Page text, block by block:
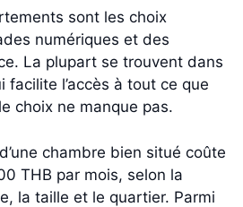
sont les choix
numériques et des
La plupart se trouvent dans
facilite l’accès à tout ce que
choix ne manque pas.
chambre bien situé coûte
THB par mois, selon la
la taille et le quartier. Parmi